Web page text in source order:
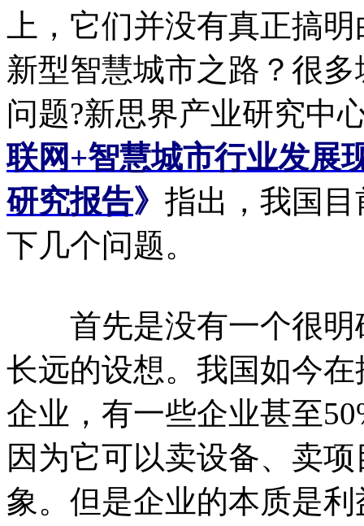
上，它们并没有真正搞
新型智慧城市之路？很
问题?新思界产业研究中
联网+智慧城市行业发展
研究报告》 指出，我国
下几个问题。
首先是没有一个很明
长远的设想。我国如今
企业，有一些企业甚至
因为它可以卖设备、卖
象。但是企业的本质是